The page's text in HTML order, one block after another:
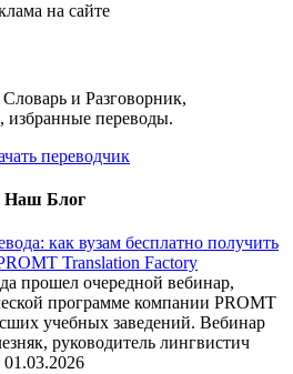
на сайте
и Разговорник,
избранные переводы.
Наш Блог
как вузам бесплатно получить
Translation Factory
прошел очередной вебинар,
программе компании PROMT
учебных заведений. Вебинар
руководитель лингвистич
01.03.2026